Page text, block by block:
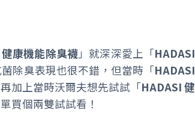
康機能除臭襪」就深深愛上「HADASI
除臭表現也很不錯，但當時「HADASI
加上當時沃爾夫想先試試「HADASI 健
買個兩雙試試看！